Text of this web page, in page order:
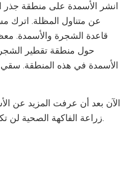
انشر الأسمدة على منطقة جذر
عن متناول المظلة. اترك
قاعدة الشجرة والأسمدة.
حول منطقة تقطير
الأسمدة في هذه المنطقة. سقي
الآن بعد أن عرفت المزيد عن
زراعة الفاكهة الصحية لن تكون مشكلة على الإطلاق.